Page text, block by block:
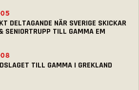
DELTAGANDE NÄR SVERIGE SKICKAR
SENIORTRUPP TILL GAMMA EM
TILL GAMMA I GREKLAND